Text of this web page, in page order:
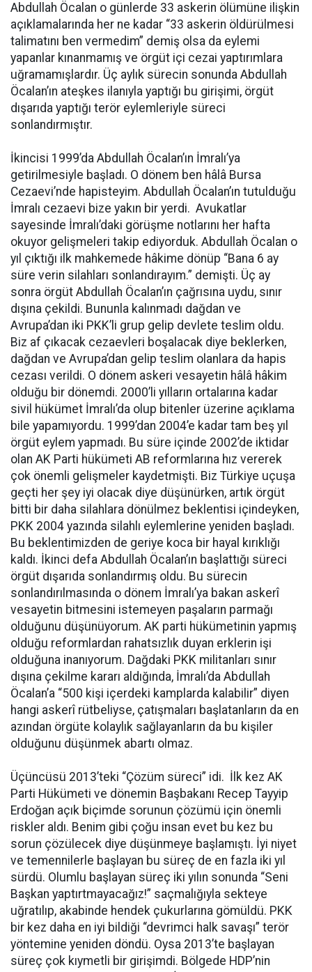
Abdullah Öcalan o günlerde 33 askerin ölümüne ilişkin
açıklamalarında her ne kadar “33 askerin öldürülmesi
talimatını ben vermedim” demiş olsa da eylemi
yapanlar kınanmamış ve örgüt içi cezai yaptırımlara
uğramamışlardır. Üç aylık sürecin sonunda Abdullah
Öcalan’ın ateşkes ilanıyla yaptığı bu girişimi, örgüt
dışarıda yaptığı terör eylemleriyle süreci
sonlandırmıştır.
İkincisi 1999’da Abdullah Öcalan’ın İmralı’ya
getirilmesiyle başladı. O dönem ben hâlâ Bursa
Cezaevi’nde hapisteyim. Abdullah Öcalan’ın tutulduğu
İmralı cezaevi bize yakın bir yerdi. Avukatlar
sayesinde İmralı’daki görüşme notlarını her hafta
okuyor gelişmeleri takip ediyorduk. Abdullah Öcalan o
yıl çıktığı ilk mahkemede hâkime dönüp “Bana 6 ay
süre verin silahları sonlandırayım.” demişti. Üç ay
sonra örgüt Abdullah Öcalan’ın çağrısına uydu, sınır
dışına çekildi. Bununla kalınmadı dağdan ve
Avrupa’dan iki PKK’li grup gelip devlete teslim oldu.
Biz af çıkacak cezaevleri boşalacak diye beklerken,
dağdan ve Avrupa’dan gelip teslim olanlara da hapis
cezası verildi. O dönem askeri vesayetin hâlâ hâkim
olduğu bir dönemdi. 2000’li yılların ortalarına kadar
sivil hükümet İmralı’da olup bitenler üzerine açıklama
bile yapamıyordu. 1999’dan 2004’e kadar tam beş yıl
örgüt eylem yapmadı. Bu süre içinde 2002’de iktidar
olan AK Parti hükümeti AB reformlarına hız vererek
çok önemli gelişmeler kaydetmişti. Biz Türkiye uçuşa
geçti her şey iyi olacak diye düşünürken, artık örgüt
bitti bir daha silahlara dönülmez beklentisi içindeyken,
PKK 2004 yazında silahlı eylemlerine yeniden başladı.
Bu beklentimizden de geriye koca bir hayal kırıklığı
kaldı. İkinci defa Abdullah Öcalan’ın başlattığı süreci
örgüt dışarıda sonlandırmış oldu. Bu sürecin
sonlandırılmasında o dönem İmralı’ya bakan askerî
vesayetin bitmesini istemeyen paşaların parmağı
olduğunu düşünüyorum. AK parti hükümetinin yapmış
olduğu reformlardan rahatsızlık duyan erklerin işi
olduğuna inanıyorum. Dağdaki PKK militanları sınır
dışına çekilme kararı aldığında, İmralı’da Abdullah
Öcalan’a “500 kişi içerdeki kamplarda kalabilir” diyen
hangi askerî rütbeliyse, çatışmaları başlatanların da en
azından örgüte kolaylık sağlayanların da bu kişiler
olduğunu düşünmek abartı olmaz.
Üçüncüsü 2013’teki “Çözüm süreci” idi. İlk kez AK
Parti Hükümeti ve dönemin Başbakanı Recep Tayyip
Erdoğan açık biçimde sorunun çözümü için önemli
riskler aldı. Benim gibi çoğu insan evet bu kez bu
sorun çözülecek diye düşünmeye başlamıştı. İyi niyet
ve temennilerle başlayan bu süreç de en fazla iki yıl
sürdü. Olumlu başlayan süreç iki yılın sonunda “Seni
Başkan yaptırtmayacağız!” saçmalığıyla sekteye
uğratılıp, akabinde hendek çukurlarına gömüldü. PKK
bir kez daha en iyi bildiği “devrimci halk savaşı” terör
yöntemine yeniden döndü. Oysa 2013’te başlayan
süreç çok kıymetli bir girişimdi. Bölgede HDP’nin